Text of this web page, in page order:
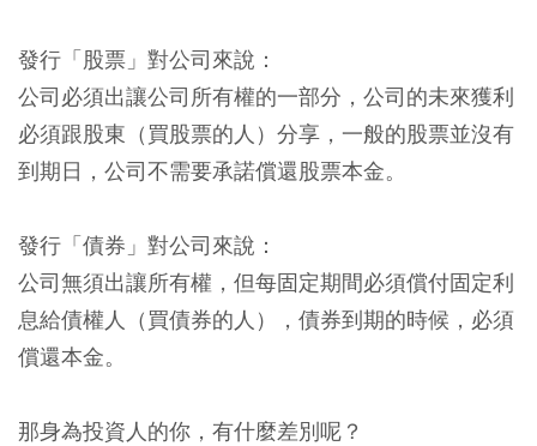
發行「股票」對公司來說：
公司必須出讓公司所有權的一部分，公司的未來獲利
必須跟股東（買股票的人）分享，一般的股票並沒有
到期日，公司不需要承諾償還股票本金。
發行「債券」對公司來說：
公司無須出讓所有權，但每固定期間必須償付固定利
息給債權人（買債券的人），債券到期的時候，必須
償還本金。
那身為投資人的你，有什麼差別呢？